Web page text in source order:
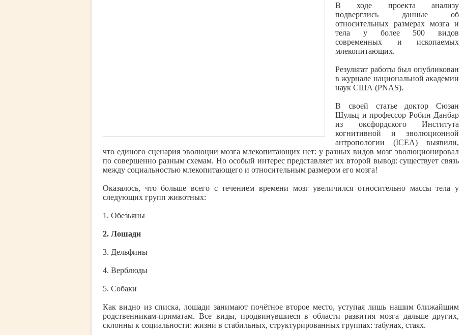
В ходе проекта анализу
подверглись данные об
относительных размерах мозга и
тела у более 500 видов
современных и ископаемых
млекопитающих.
Результат работы был опубликован
в журнале национальной академии
наук США (PNAS).
В своей статье доктор Сюзан
Шульц и профессор Робин Данбар
из оксфордского Института
когнитивной и эволюционной
антропологии (ICEA) выявили,
что единого сценария эволюции мозга млекопитающих нет: у разных видов мозг эволюционировал
по совершенно разным схемам. Но особый интерес представляет их второй вывод: существует связь
между социальностью млекопитающего и относительным размером его мозга!
Оказалось, что больше всего с течением времени мозг увеличился относительно массы тела у
следующих групп животных:
1. Обезьяны
2. Лошади
3. Дельфины
4. Верблюды
5. Собаки
Как видно из списка, лошади занимают почётное второе место, уступая лишь нашим ближайшим
родственникам-приматам. Все виды, продвинувшиеся в области развития мозга дальше других,
склонны к социальности: жизни в стабильных, структурированных группах: табунах, стаях.